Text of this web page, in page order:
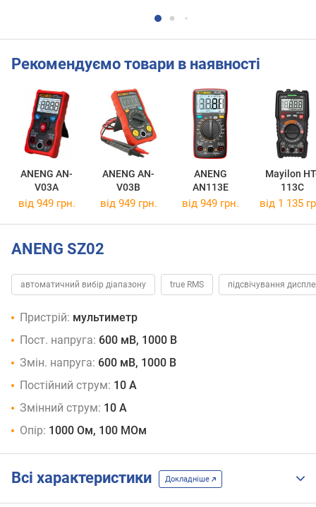
Рекомендуємо товари в наявності
ANENG AN-
V03A
ANENG AN-
V03B
ANENG
AN113E
Mayilon
113C
від 949 грн. від 949 грн. від 949 грн. від 1 135
ANENG SZ02
автоматичний вибір діапазону true RMS підсвічування
Пристрій: мультиметр
Пост. напруга: 600 мВ, 1000 В
Змін. напруга: 600 мВ, 1000 В
Постійний струм: 10 А
Змінний струм: 10 А
Опір: 1000 Ом, 100 МОм
Всі характеристики Докладніше